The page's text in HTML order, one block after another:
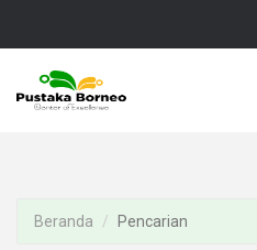
Beranda Pencarian